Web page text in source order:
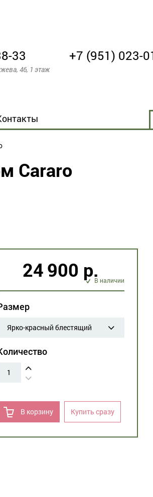
33
46, 1 этаж
+7 (951) 023-
Cararo
24 900 р.В наличии
Ярко-красный блестящий
1
В корзину Купить сразу